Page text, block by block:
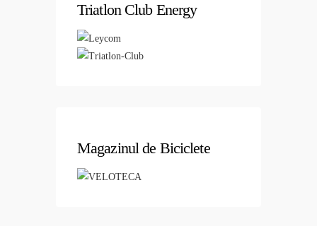
Triatlon Club Energy
Magazinul de Biciclete